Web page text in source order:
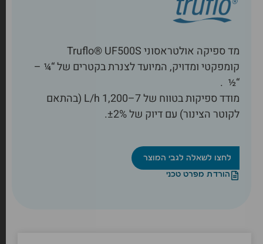
מד ספיקה אולטראסוני Truflo® UF500S
קומפקטי ומדויק, המיועד לצנרת בקטרים של “¼ –
“½ .
מודד ספיקות בטווח של 7–1,200 L/h (בהתאם
לקוטר הצינור) עם דיוק של ±2%.
לחצו לשאלה לגבי המוצר
הורדת מפרט טכני